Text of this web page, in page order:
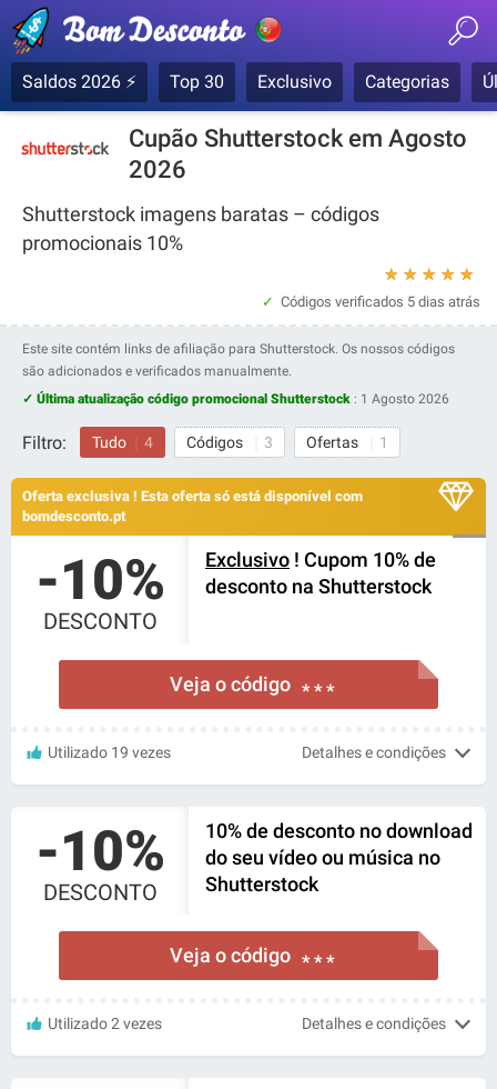
Saldos 2026 ⚡ Top 30 Exclusivo Categorias
Cupão Shutterstock em Agosto
2026
Shutterstock imagens baratas – códigos
promocionais 10%
★
★
★
★
★
Códigos verificados 5 dias atrás
Este site contém links de afiliação para Shutterstock. Os nossos códigos
são adicionados e verificados manualmente.
✓ Última atualização código promocional Shutterstock : 1 Agosto 2026
Filtro: Tudo 4 Códigos 3 Ofertas 1
Oferta exclusiva ! Esta oferta só está disponível com
bomdesconto.pt
-10%
DESCONTO
Exclusivo ! Cupom 10% de
desconto na Shutterstock
Veja o código * * *
Utilizado 19 vezes Detalhes e condições
-10%
DESCONTO
10% de desconto no download
do seu vídeo ou música no
Shutterstock
Veja o código * * *
Utilizado 2 vezes Detalhes e condições